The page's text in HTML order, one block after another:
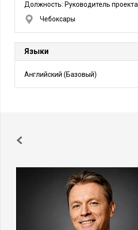
Должность: Руководитель проекта
Чебоксары
Языки
Английский (Базовый)